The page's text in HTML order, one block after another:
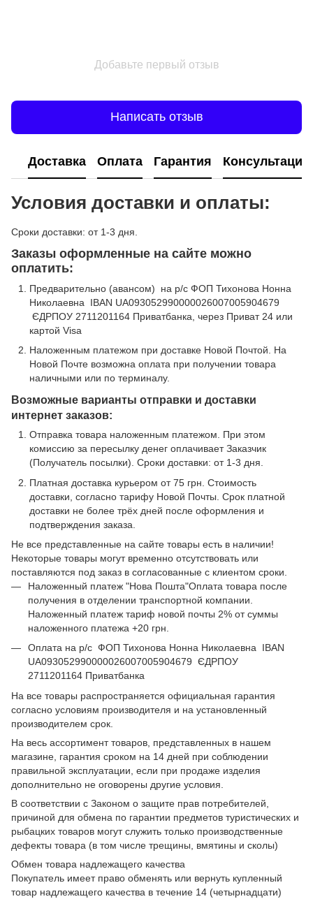
Добавьте первый отзыв
Написать отзыв
Доставка Оплата Гарантия Консультация
Условия доставки и оплаты:
Сроки доставки: от 1-3 дня.
Заказы оформленные на сайте можно
оплатить:
Предварительно (авансом) на р/с ФОП Тихонова Нонна
Николаевна IBAN UA093052990000026007005904679
ЄДРПОУ 2711201164 Приватбанка, через Приват 24 или
картой Visa
Наложенным платежом при доставке Новой Почтой. На
Новой Почте возможна оплата при получении товара
наличными или по терминалу.
Возможные варианты отправки и доставки
интернет заказов:
Отправка товара наложенным платежом. При этом
комиссию за пересылку денег оплачивает Заказчик
(Получатель посылки). Сроки доставки: от 1-3 дня.
Платная доставка курьером от 75 грн. Стоимость
доставки, согласно тарифу Новой Почты. Срок платной
доставки не более трёх дней после оформления и
подтверждения заказа.
Не все представленные на сайте товары есть в наличии!
Некоторые товары могут временно отсутствовать или
поставляются под заказ в согласованные с клиентом сроки.
Наложенный платеж "Нова Пошта"Оплата товара после
получения в отделении транспортной компании.
Наложенный платеж тариф новой почты 2% от суммы
наложенного платежа +20 грн.
Оплата на р/с ФОП Тихонова Нонна Николаевна IBAN
UA093052990000026007005904679 ЄДРПОУ
2711201164 Приватбанка
На все товары распространяется официальная гарантия
согласно условиям производителя и на установленный
производителем срок.
На весь ассортимент товаров, представленных в нашем
магазине, гарантия сроком на 14 дней при соблюдении
правильной эксплуатации, если при продаже изделия
дополнительно не оговорены другие условия.
В соответствии с Законом о защите прав потребителей,
причиной для обмена по гарантии предметов туристических и
рыбацких товаров могут служить только производственные
дефекты товара (в том числе трещины, вмятины и сколы)
Обмен товара надлежащего качества
Покупатель имеет право обменять или вернуть купленный
товар надлежащего качества в течение 14 (четырнадцати)